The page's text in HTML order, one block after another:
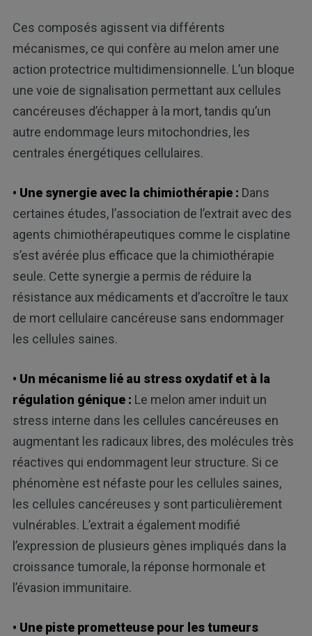
Ces composés agissent via différents
mécanismes, ce qui confère au melon amer une
action protectrice multidimensionnelle. L’un bloque
une voie de signalisation permettant aux cellules
cancéreuses d’échapper à la mort, tandis qu’un
autre endommage leurs mitochondries, les
centrales énergétiques cellulaires.
• Une synergie avec la chimiothérapie : Dans
certaines études, l’association de l’extrait avec des
agents chimiothérapeutiques comme le cisplatine
s’est avérée plus efficace que la chimiothérapie
seule. Cette synergie a permis de réduire la
résistance aux médicaments et d’accroître le taux
de mort cellulaire cancéreuse sans endommager
les cellules saines.
• Un mécanisme lié au stress oxydatif et à la
régulation génique : Le melon amer induit un
stress interne dans les cellules cancéreuses en
augmentant les radicaux libres, des molécules très
réactives qui endommagent leur structure. Si ce
phénomène est néfaste pour les cellules saines,
les cellules cancéreuses y sont particulièrement
vulnérables. L’extrait a également modifié
l’expression de plusieurs gènes impliqués dans la
croissance tumorale, la réponse hormonale et
l’évasion immunitaire.
• Une piste prometteuse pour les tumeurs